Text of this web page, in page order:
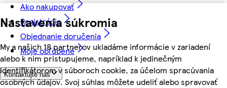
Nastavenia súkromia
My a našich 18 partnerov ukladáme informácie v zariadení
alebo k nim pristupujeme, napríklad k jedinečným
identifikátorom v súboroch cookie, za účelom spracúvania
osobných údajov. Svoj súhlas môžete udeliť alebo spravovať
Ako nakupovať
Registrácia
Objednanie doručenia
Moje obľúbené
Kontaktujte nás